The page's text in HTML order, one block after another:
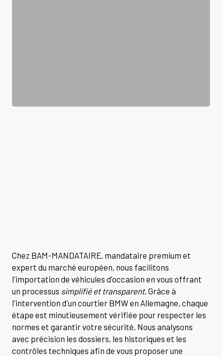
Chez BAM-MANDATAIRE, mandataire premium et
expert du marché européen, nous facilitons
l'importation de véhicules d'occasion en vous offrant
un processus simplifié et transparent. Grâce à
l'intervention d'un courtier BMW en Allemagne, chaque
étape est minutieusement vérifiée pour respecter les
normes et garantir votre sécurité. Nous analysons
avec précision les dossiers, les historiques et les
contrôles techniques afin de vous proposer une